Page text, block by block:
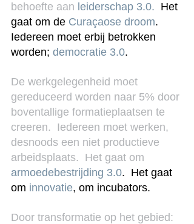
behoefte aan leiderschap 3.0. Het
gaat om de Curaçaose droom.
Iedereen moet erbij betrokken
worden; democratie 3.0.
De werkgelegenheid moet
gereduceerd worden naar 5% door
boventallige formatieplaatsen te
creeren.  Iedereen moet werken,
desnoods een niet productieve
arbeidsplaats.  Het gaat om
armoedebestrijding 3.0.  Het gaat
om innovatie, om incubators.
Door transformatie op het gebied: